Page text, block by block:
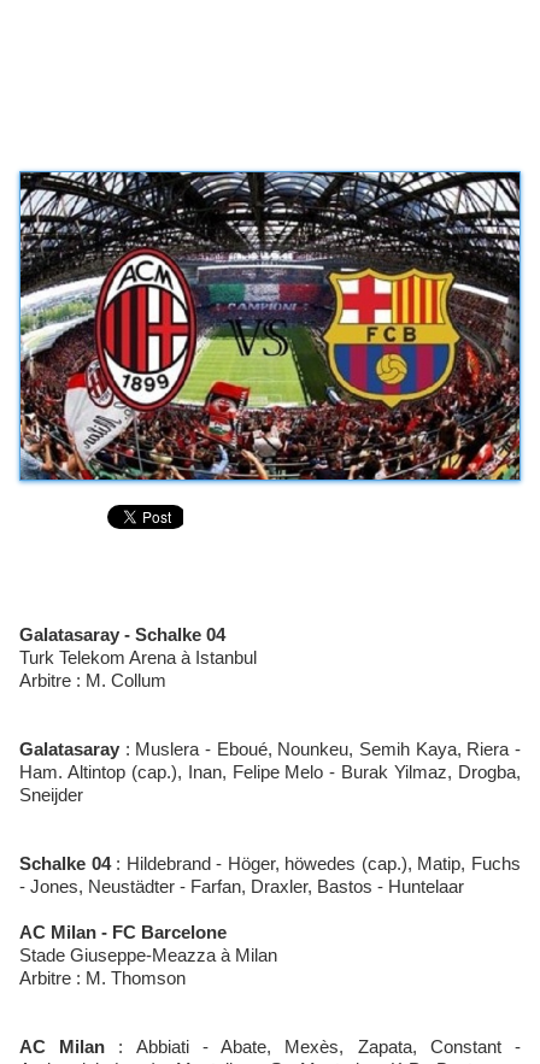
Galatasaray - Schalke 04
Turk Telekom Arena à Istanbul
Arbitre : M. Collum
Galatasaray : Muslera - Eboué, Nounkeu, Semih Kaya, Riera -
Ham. Altintop (cap.), Inan, Felipe Melo - Burak Yilmaz, Drogba,
Sneijder
Schalke 04: Hildebrand - Höger, höwedes (cap.), Matip, Fuchs
- Jones, Neustädter - Farfan, Draxler, Bastos - Huntelaar
AC Milan - FC Barcelone
Stade Giuseppe-Meazza à Milan
Arbitre : M. Thomson
AC Milan : Abbiati - Abate, Mexès, Zapata, Constant -